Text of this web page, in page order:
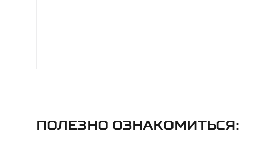
Полезно ознакомиться: